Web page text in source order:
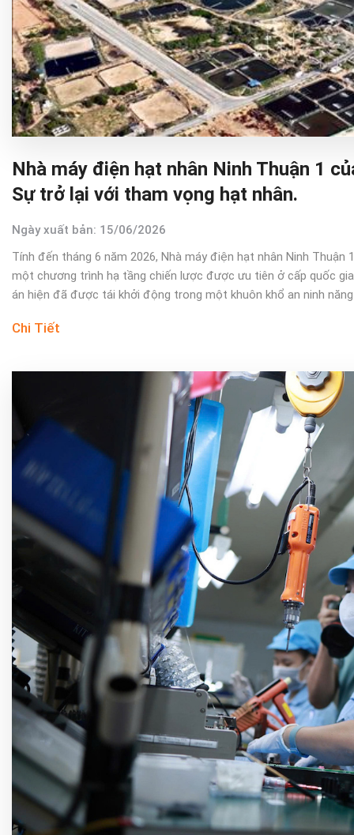
Nhà máy điện hạt nhân Ninh Thuận 1
Sự trở lại với tham vọng hạt nhân.
Ngày xuất bản: 15/06/2026
Tính đến tháng 6 năm 2026, Nhà máy điện hạt nhân Ninh
một chương trình hạ tầng chiến lược được ưu tiên ở cấp quốc
án hiện đã được tái khởi động trong một khuôn khổ an ninh
Chi Tiết